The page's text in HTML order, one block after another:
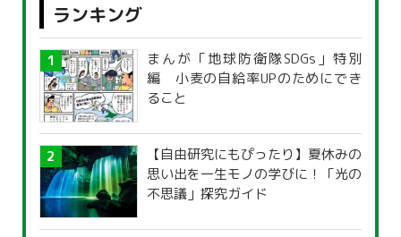
ランキング
まんが「地球防衛隊SDGs」特別
編 小麦の自給率UPのためにでき
ること
【自由研究にもぴったり】夏休みの
思い出を一生モノの学びに！「光の
不思議」探究ガイド